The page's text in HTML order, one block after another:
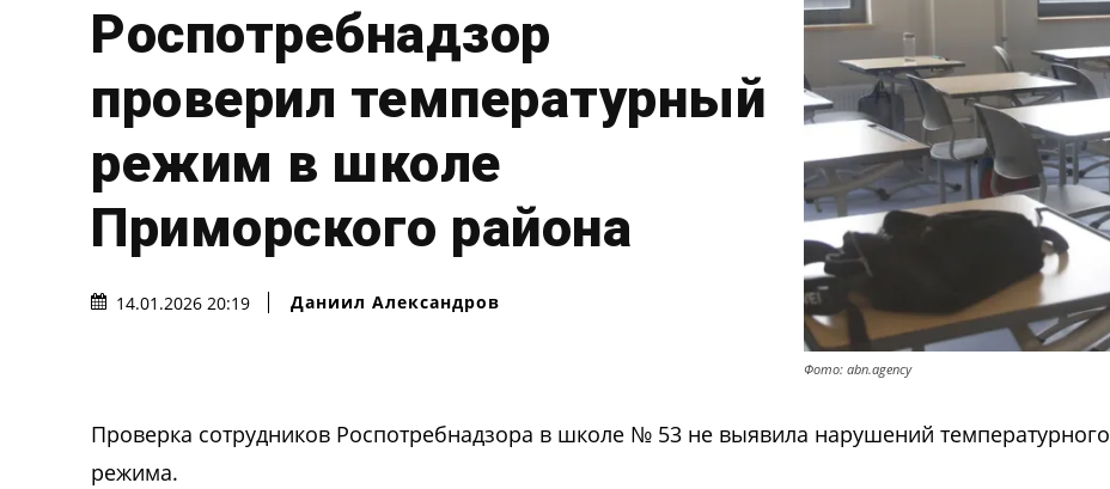
Роспотребнадзор
проверил температурный
режим в школе
Приморского района
14.01.2026 20:19 Даниил Александров
Фото: abn.agency
Проверка сотрудников Роспотребнадзора в школе № 53 не выявила нарушений температурного
режима.